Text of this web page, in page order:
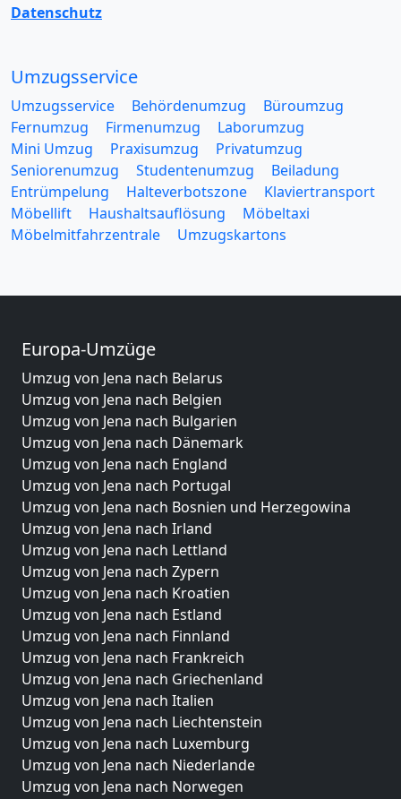
Datenschutz
Umzugsservice
Umzugsservice Behördenumzug
Büroumzug
Fernumzug
Firmenumzug
Laborumzug
Mini Umzug
Praxisumzug
Privatumzug
Seniorenumzug
Studentenumzug
Beiladung
Entrümpelung
Halteverbotszone
Klaviertransport
Möbellift
Haushaltsauflösung
Möbeltaxi
Möbelmitfahrzentrale
Umzugskartons
Europa-Umzüge
Umzug von Jena nach Belarus
Umzug von Jena nach Belgien
Umzug von Jena nach Bulgarien
Umzug von Jena nach Dänemark
Umzug von Jena nach England
Umzug von Jena nach Portugal
Umzug von Jena nach Bosnien und Herzegowina
Umzug von Jena nach Irland
Umzug von Jena nach Lettland
Umzug von Jena nach Zypern
Umzug von Jena nach Kroatien
Umzug von Jena nach Estland
Umzug von Jena nach Finnland
Umzug von Jena nach Frankreich
Umzug von Jena nach Griechenland
Umzug von Jena nach Italien
Umzug von Jena nach Liechtenstein
Umzug von Jena nach Luxemburg
Umzug von Jena nach Niederlande
Umzug von Jena nach Norwegen